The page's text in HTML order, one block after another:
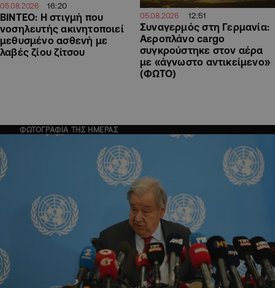
05.08.2026 16:20
ΒΙΝΤΕΟ: Η στιγμή που
νοσηλευτής ακινητοποιεί
μεθυσμένο ασθενή με
λαβές ζίου ζίτσου
05.08.2026 12:51
Συναγερμός στη Γερμανία:
Αεροπλάνο cargo
συγκρούστηκε στον αέρα
με «άγνωστο αντικείμενο»
(ΦΩΤΟ)
ΦΩΤΟΓΡΑΦΙΑ ΤΗΣ ΗΜΕΡΑΣ